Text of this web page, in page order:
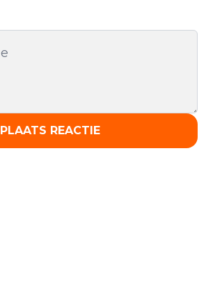
PLAATS REACTIE